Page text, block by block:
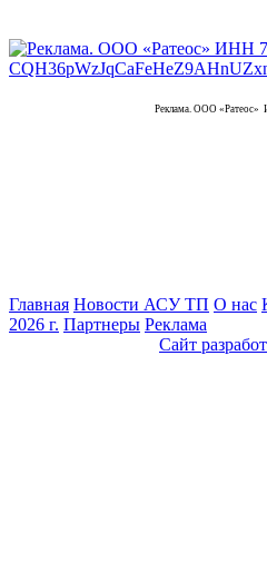
Реклама. ООО
Главная Новости АСУ ТП О нас
2026 г. Партнеры Реклама
Сайт